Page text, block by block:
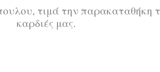
τιμά την παρακαταθήκη
καρδιές μας.